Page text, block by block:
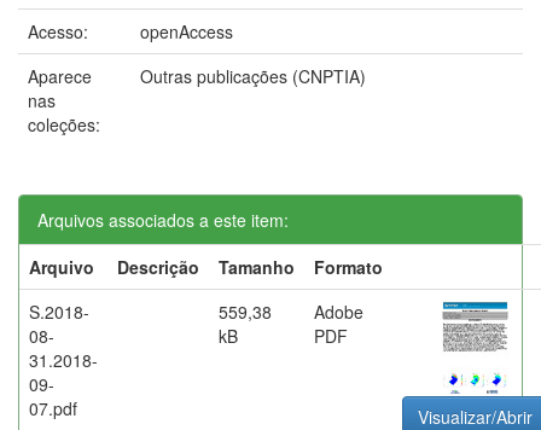
Acesso:
openAccess
Aparece
nas
coleções:
Outras publicações (CNPTIA)
Arquivos associados a este item:
Arquivo
Descrição Tamanho
Formato
S.2018-
08-
31.2018-
09-
07.pdf
559,38
kB
Adobe
PDF
Visualizar/Abrir